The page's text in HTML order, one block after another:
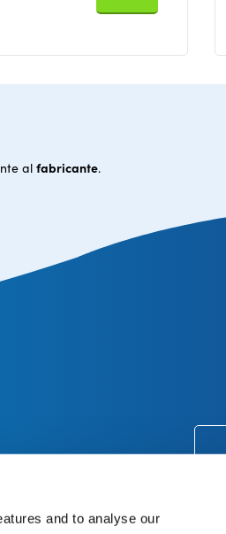
and to analyse our
al fabricante.
CureTape